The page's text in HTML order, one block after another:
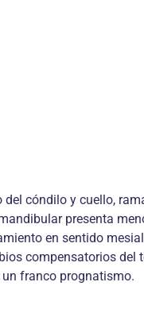
cóndilo y cuello,
presenta
en sentido
compensatorios del
franco prognatismo.